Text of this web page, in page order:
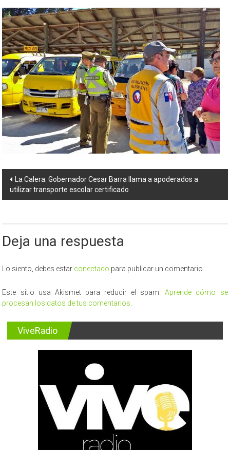
Navegación
de
La Calera: Gobernador Cesar Barra llama a apoderados a
utilizar transporte escolar certificado
Deja una respuesta
Lo siento, debes estar conectado para publicar un comentario.
Este sitio usa Akismet para reducir el spam.Aprende cómo se
procesan los datos de tus comentarios.
ViveRadio